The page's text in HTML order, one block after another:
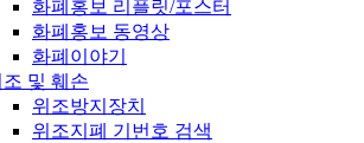
화폐홍보 리플릿/포스터
화폐홍보 동영상
화폐이야기
조 및 훼손
위조방지장치
위조지폐 기번호 검색